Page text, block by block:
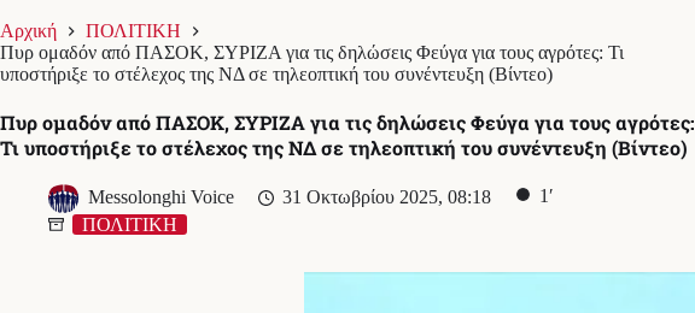
Αρχική
ΠΟΛΙΤΙΚΗ
Πυρ ομαδόν από ΠΑΣΟΚ, ΣΥΡΙΖΑ για τις δηλώσεις Φεύγα για τους αγρότες: Τι
υποστήριξε το στέλεχος της ΝΔ σε τηλεοπτική του συνέντευξη (Βίντεο)
Πυρ ομαδόν από ΠΑΣΟΚ, ΣΥΡΙΖΑ για τις δηλώσεις Φεύγα για τους αγρότες:
Τι υποστήριξε το στέλεχος της ΝΔ σε τηλεοπτική του συνέντευξη (Βίντεο)
Messolonghi Voice 31 Οκτωβρίου 2025, 08:18
1′
ΠΟΛΙΤΙΚΗ